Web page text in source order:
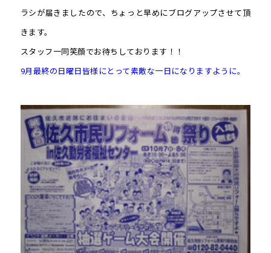
ラシが届きましたので、ちょっと早めにブログアップさせて頂
きます。
スタッフ一同笑顔でお待ちしております！！
9月最終の日曜日皆様にとって素敵な一日になりますように。